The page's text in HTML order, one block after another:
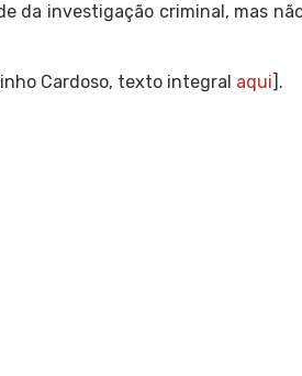
da investigação criminal, mas
Cardoso, texto integral aqui].